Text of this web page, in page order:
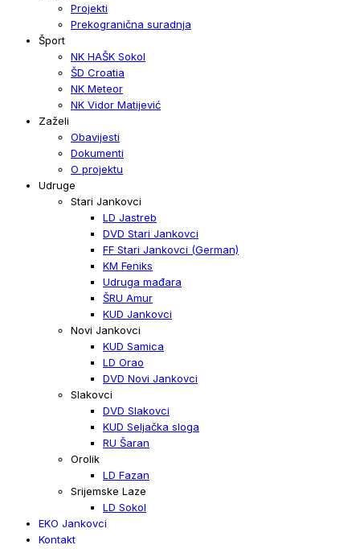
Projekti
Prekogranična suradnja
Šport
NK HAŠK Sokol
ŠD Croatia
NK Meteor
NK Vidor Matijević
Zaželi
Obavijesti
Dokumenti
O projektu
Udruge
Stari Jankovci
LD Jastreb
DVD Stari Jankovci
FF Stari Jankovci (German)
KM Feniks
Udruga mađara
ŠRU Amur
KUD Jankovci
Novi Jankovci
KUD Samica
LD Orao
DVD Novi Jankovci
Slakovci
DVD Slakovci
KUD Seljačka sloga
RU Šaran
Orolik
LD Fazan
Srijemske Laze
LD Sokol
EKO Jankovci
Kontakt